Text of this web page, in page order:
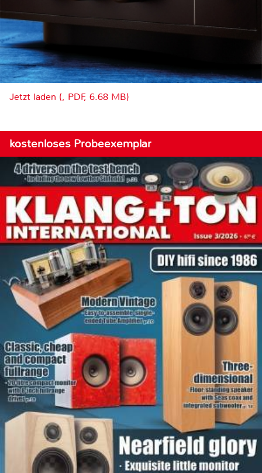
Jetzt laden (, PDF, 6.68 MB)
kostenloses Probeexemplar